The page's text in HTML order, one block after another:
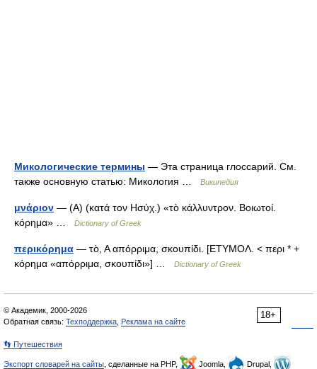
Микологические термины — Эта страница глоссарий. См.
также основную статью: Микология …
Википедия
μνάριον — (Α) (κατά τον Ησύχ.) «τὸ κάλλυντρον. Βοιωτοί.
κόρημα» …
Dictionary of Greek
περικόρημα — τὸ, Α απόρριμα, σκουπίδι. [ΕΤΥΜΟΛ. < περι * +
κόρημα «απόρριμα, σκουπίδι»] …
Dictionary of Greek
18+
© Академик, 2000-2026
Обратная связь: Техподдержка Реклама на сайте
👣 Путешествия
Экспорт словарей на сайты , сделанные на PHP, Joomla,
Drupal,